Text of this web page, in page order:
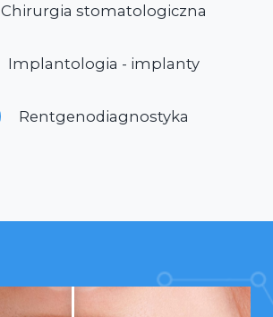
Chirurgia stomatologiczna
Implantologia - implanty
Rentgenodiagnostyka